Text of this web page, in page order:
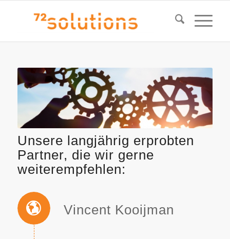
Unsere langjährig erprobten
Partner, die wir gerne
weiterempfehlen:
Vincent Kooijman